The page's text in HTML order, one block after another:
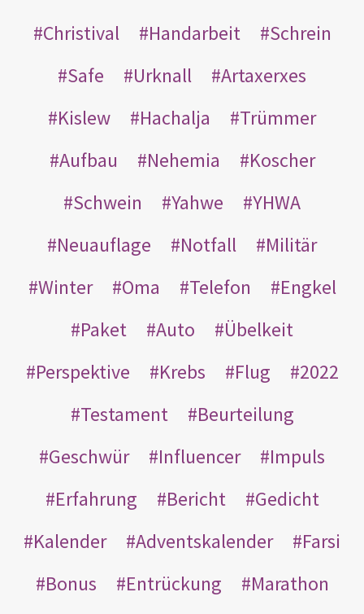
Christival Handarbeit
Schrein
Safe
Urknall
Artaxerxes
Kislew
Hachalja
Trümmer
Aufbau
Nehemia
Koscher
Schwein
Yahwe
YHWA
Neuauflage
Notfall
Militär
Winter
Oma Telefon
Engkel
Paket
Auto
Übelkeit
Perspektive
Krebs Flug
2022
Testament
Beurteilung
Geschwür
Influencer
Impuls
Erfahrung
Bericht
Gedicht
Kalender
Adventskalender
Farsi
Bonus
Entrückung
Marathon